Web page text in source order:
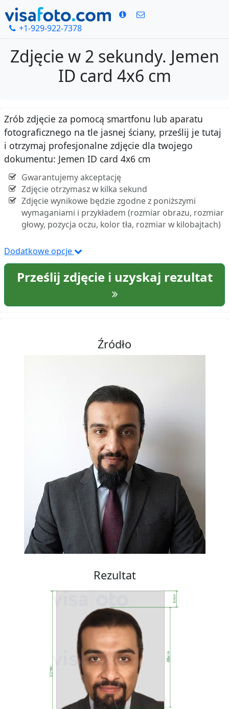
+1-929-922-7378
Zdjęcie w 2 sekundy. Jemen
ID card 4x6 cm
Zrób zdjęcie za pomocą smartfonu lub aparatu
fotograficznego na tle jasnej ściany, prześlij je tutaj
i otrzymaj profesjonalne zdjęcie dla twojego
dokumentu: Jemen ID card 4x6 cm
Gwarantujemy akceptację
Zdjęcie otrzymasz w kilka sekund
Zdjęcie wynikowe będzie zgodne z poniższymi
wymaganiami i przykładem (rozmiar obrazu, rozmiar
głowy, pozycja oczu, kolor tła, rozmiar w kilobajtach)
Dodatkowe opcje
Prześlij zdjęcie i uzyskaj rezultat
Źródło
Rezultat